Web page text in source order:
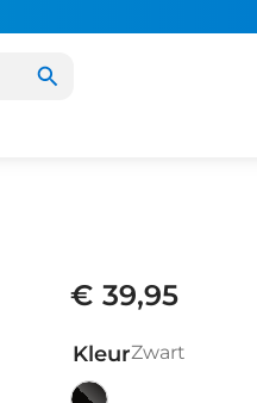
€ 39,95
KleurZwart